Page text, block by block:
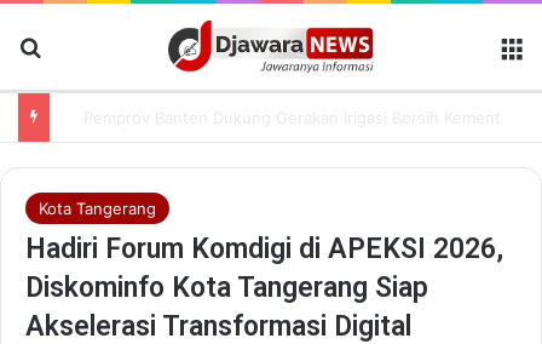
Semarak HUT Ke-81 RI, Pemkot Tangerang Gelar Aksi Bersih Kota dan Bagikan Bendera Merah Putih
Kota Tangerang
Hadiri Forum Komdigi di APEKSI 2026,
Diskominfo Kota Tangerang Siap
Akselerasi Transformasi Digital